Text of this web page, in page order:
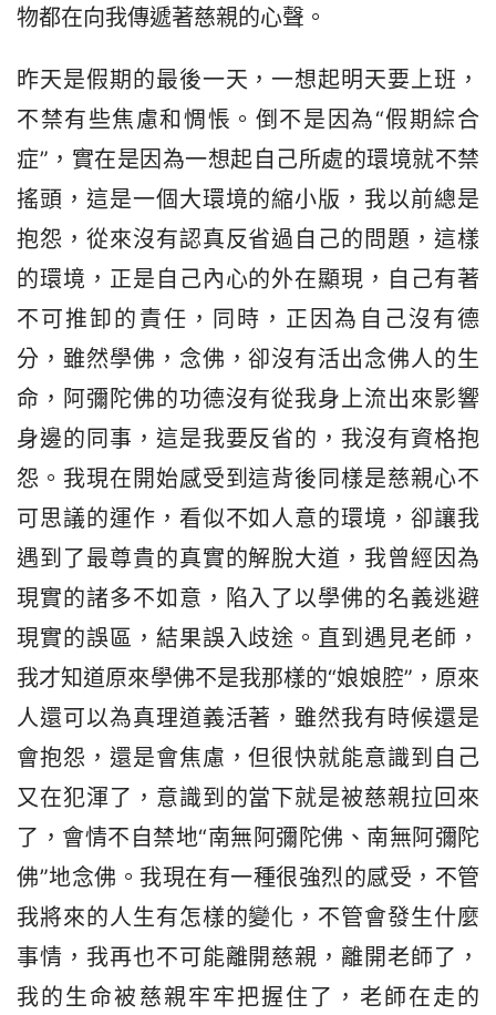
物都在向我傳遞著慈親的心聲。
昨天是假期的最後一天，一想起明天要上班，
不禁有些焦慮和惆悵。倒不是因為“假期綜合
症”，實在是因為一想起自己所處的環境就不禁
搖頭，這是一個大環境的縮小版，我以前總是
抱怨，從來沒有認真反省過自己的問題，這樣
的環境，正是自己內心的外在顯現，自己有著
不可推卸的責任，同時，正因為自己沒有德
分，雖然學佛，念佛，卻沒有活出念佛人的生
命，阿彌陀佛的功德沒有從我身上流出來影響
身邊的同事，這是我要反省的，我沒有資格抱
怨。我現在開始感受到這背後同樣是慈親心不
可思議的運作，看似不如人意的環境，卻讓我
遇到了最尊貴的真實的解脫大道，我曾經因為
現實的諸多不如意，陷入了以學佛的名義逃避
現實的誤區，結果誤入歧途。直到遇見老師，
我才知道原來學佛不是我那樣的“娘娘腔”，原來
人還可以為真理道義活著，雖然我有時候還是
會抱怨，還是會焦慮，但很快就能意識到自己
又在犯渾了，意識到的當下就是被慈親拉回來
了，會情不自禁地“南無阿彌陀佛、南無阿彌陀
佛”地念佛。我現在有一種很強烈的感受，不管
我將來的人生有怎樣的變化，不管會發生什麼
事情，我再也不可能離開慈親，離開老師了，
我的生命被慈親牢牢把握住了，老師在走的